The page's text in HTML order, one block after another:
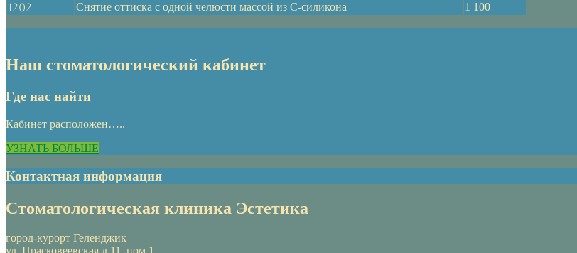
1202 Снятие оттиска с одной челюсти массой из С-силикона 1 100
Наш стоматологический кабинет
Где нас найти
Кабинет расположен…..
УЗНАТЬ БОЛЬШЕ
Контактная информация
Стоматологическая клиника Эстетика
город-курорт Геленджик